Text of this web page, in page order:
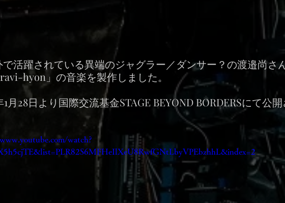
で活躍されている異端のジャグラー／ダンサー？の渡邉尚さ
hyon」の音楽を製作しました。
1月28日より国際交流基金STAGE BEYOND BORDERSにて公
watch?